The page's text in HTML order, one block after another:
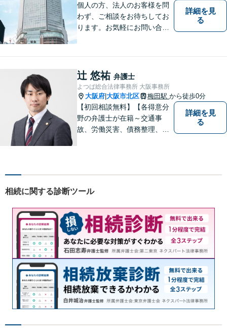
個人の方、法人のお客様を問
わず、ご相談をお待ちしてお
ります。お気軽にお問い合わ
は他の弁護士宛ての場合は、
対応いたしかねます。
詳細を見
る
辻 悠祐 弁護士
よつば総合法律事務所 大阪事務所
大阪府 大阪市北区 梅田駅 から徒歩0分
【初回相談無料】【各得意分
野の弁護士が在籍～交通事
故、労働災害、債務整理、相
詳細を見
る
相続に関する診断ツール